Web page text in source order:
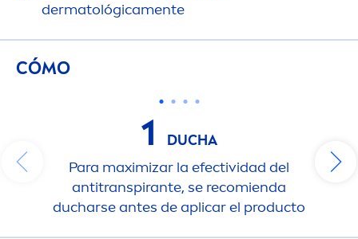
dermatológicamente
CÓMO
1
DUCHA
Para maximizar la efectividad del
antitranspirante, se recomienda
ducharse antes de aplicar el producto